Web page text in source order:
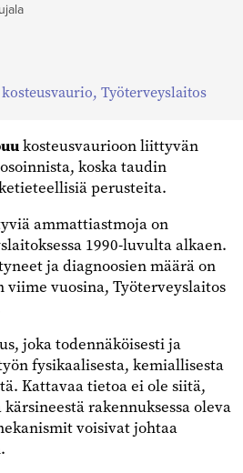
kosteusvaurio, Työterveyslaitos
kosteusvaurioon liittyvän
koska taudin
perusteita.
ammattiastmoja on
1990-luvulta alkaen.
ja diagnoosien määrä on
vuosina, Työterveyslaitos
joka todennäköisesti ja
fysikaalisesta, kemiallisesta
Kattavaa tietoa ei ole siitä,
rakennuksessa oleva
voisivat johtaa